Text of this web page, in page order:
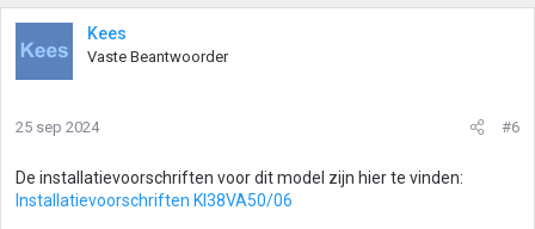
Kees
Vaste Beantwoorder
25 sep 2024 #6
De installatievoorschriften voor dit model zijn hier te vinden:
Installatievoorschriften KI38VA50/06